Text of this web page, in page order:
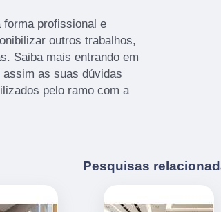
forma profissional e
outros trabalhos,
Saiba mais entrando em
as suas dúvidas
pelo ramo com a
Pesquisas